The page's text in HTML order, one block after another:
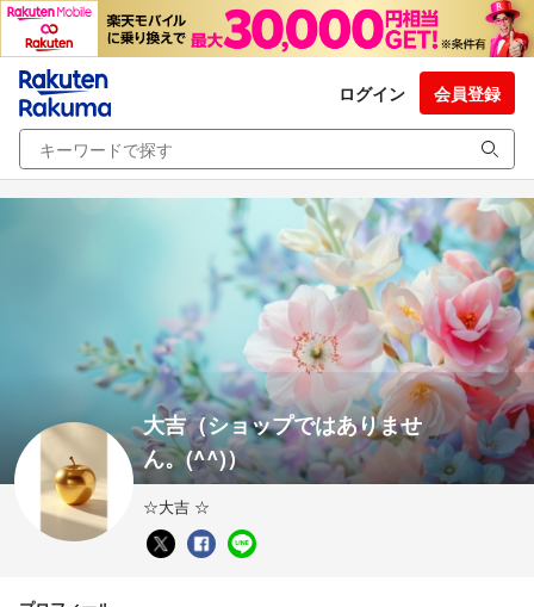
ログイン 会員登録
大吉（ショップではありませ
ん。(^^)）
☆大吉 ☆